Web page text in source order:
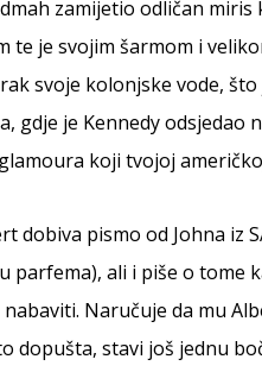
zamijetio odličan
te je svojim šarmom i
svoje kolonjske vode,
gdje je Kennedy odsjedao
koji tvojoj
dobiva pismo od Johna iz
parfema), ali i piše o tome
Naručuje da mu
dopušta, stavi još jednu